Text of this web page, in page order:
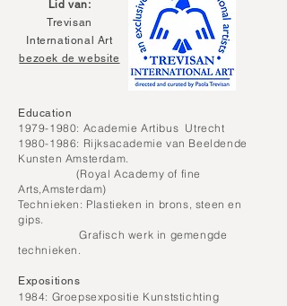
Lid van:
Trevisan
International Art
bezoek de website
Education
1979-1980: Academie Artibus Utrecht
1980-1986: Rijksacademie van Beeldende
Kunsten Amsterdam.
(Royal Academy of fine
Arts,Amsterdam)
Technieken: Plastieken in brons, steen en
gips.
Grafisch werk in gemengde
technieken.
Expositions
1984: Groepsexpositie Kunststichting